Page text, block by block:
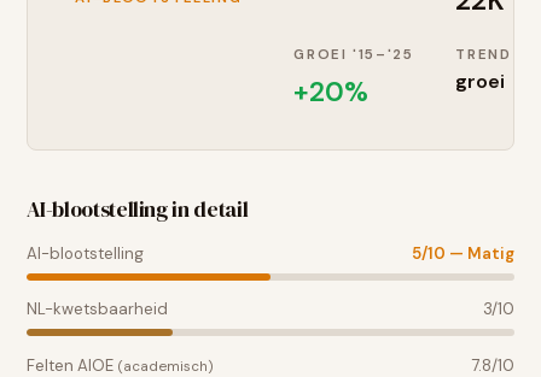
GROEI '15–'25
+20%
TREND
groei
AI-blootstelling in detail
AI-blootstelling 5/10 — Matig
NL-kwetsbaarheid 3/10
Felten AIOE (academisch) 7.8/10